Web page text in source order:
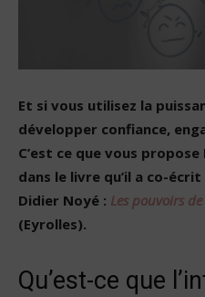
Et si vous utilisez la
développer confiance,
C’est ce que vous
dans le livre qu’il a co-
Didier Noyé : Les pouvoirs
(Eyrolles).
Qu’est-ce que